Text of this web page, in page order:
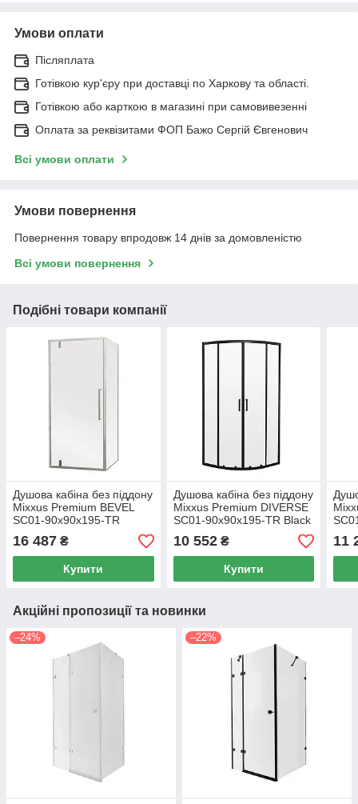
Умови оплати
Післяплата
Готівкою кур'єру при доставці по Харкову та області.
Готівкою або карткою в магазині при самовивезенні
Оплата за реквізитами ФОП Бажо Сергій Євгенович
Всі умови оплати
Умови повернення
Повернення товару впродовж 14 днів за домовленістю
Всі умови повернення
Подібні товари компанії
Душова кабіна без піддону
Mixxus Premium BEVEL
SC01-90x90x195-TR
Chrome прозоре скло 6мм
16 487 ₴
Купити
Душова кабіна без піддону
Mixxus Premium DIVERSE
SC01-90x90x195-TR Black
прозоре скло 5мм
10 552₴
Купити
11
Акційні пропозиції та новинки
–24% –22%